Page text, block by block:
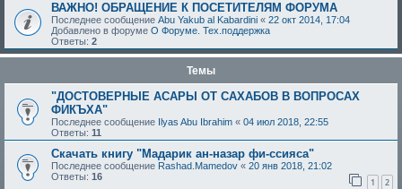
ВАЖНО! ОБРАЩЕНИЕ К ПОСЕТИТЕЛЯМ ФОРУМА
Последнее сообщение Abu Yakub al Kabardini « 22 окт 2014, 17:04
Добавлено в форуме О Форуме. Тех.поддержка
Ответы: 2
Темы
"ДОСТОВЕРНЫЕ АСАРЫ ОТ САХАБОВ В ВОПРОСАХ
ФИКЪХА"
Последнее сообщение Ilyas Abu Ibrahim « 04 июл 2018, 22:55
Ответы: 11
Скачать книгу "Мадарик ан-назар фи-ссияса"
Последнее сообщение Rashad.Mamedov « 20 янв 2018, 21:02
Ответы: 16 1 2